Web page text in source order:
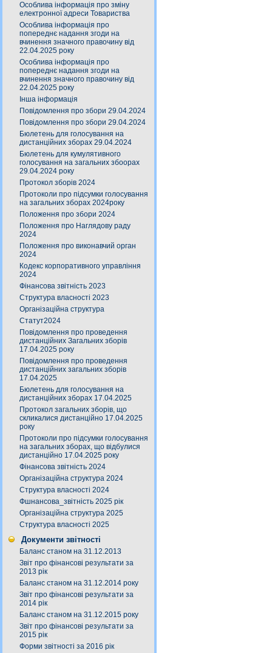
Особлива інформація про зміну
електронної адреси Товариства
Особлива інформація про
попереднє надання згоди на
вчинення значного правочину від
22.04.2025 року
Особлива інформація про
попереднє надання згоди на
вчинення значного правочину від
22.04.2025 року
Інша інформація
Повідомлення про збори 29.04.2024
Повідомлення про збори 29.04.2024
Бюлетень для голосування на
дистанційних зборах 29.04.2024
Бюлетень для кумулятивного
голосування на загальних збоорах
29.04.2024 року
Протокол зборів 2024
Протоколи про підсумки голосування
на загальних зборах 2024року
Положення про збори 2024
Положення про Наглядову раду
2024
Положення про виконавчий орган
2024
Кодекс корпоративного управління
2024
Фінансова звітність 2023
Структура власності 2023
Організаційна структура
Статут2024
Повідомлення про проведення
дистанційних Загальних зборів
17.04.2025 року
Повідомлення про проведення
дистанційних загальних зборів
17.04.2025
Бюлетень для голосування на
дистанційних зборах 17.04.2025
Протокол загальних зборів, що
скликалися дистанційно 17.04.2025
року
Протоколи про підсумки голосування
на загальних зборах, що відбулися
дистанційно 17.04.2025 року
Фінансова звітність 2024
Організаційна структура 2024
Структура власності 2024
Фшнансова_звітність 2025 рік
Організаційна структура 2025
Структура власності 2025
Документи звітності
Баланс станом на 31.12.2013
Звіт про фінансові результати за
2013 рік
Баланс станом на 31.12.2014 року
Звіт про фінансові результати за
2014 рік
Баланс станом на 31.12.2015 року
Звіт про фінансові результати за
2015 рік
Форми звітності за 2016 рік